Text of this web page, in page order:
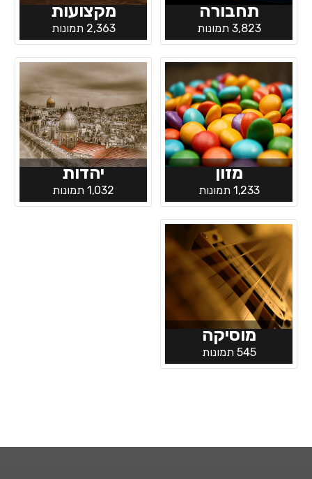
תחבורה
3,823 תמונות
מקצועות
2,363 תמונות
מזון
1,233 תמונות
יהדות
1,032 תמונות
מוסיקה
545 תמונות